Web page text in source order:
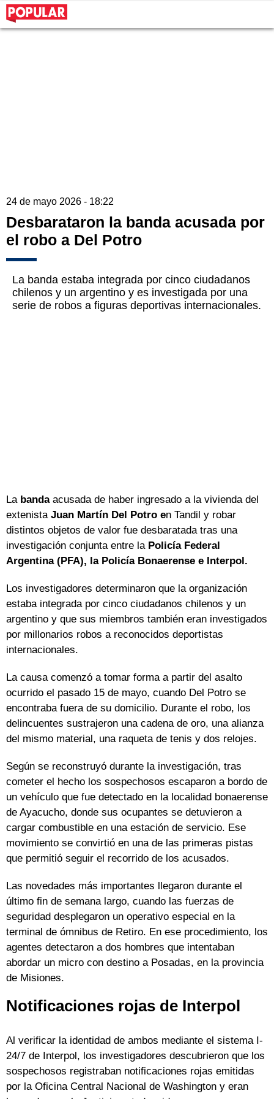
24 de mayo 2026 - 18:22
Desbarataron la banda acusada por
el robo a Del Potro
La banda estaba integrada por cinco ciudadanos
chilenos y un argentino y es investigada por una
serie de robos a figuras deportivas internacionales.
La banda acusada de haber ingresado a la vivienda del
extenistaJuan Martín Del Potro en Tandil y robar
distintos objetos de valor fue desbaratada tras una
investigación conjunta entre laPolicía Federal
Argentina (PFA), la Policía Bonaerense e Interpol.
Los investigadores determinaron que la organización
estaba integrada por cinco ciudadanos chilenos y un
argentino y que sus miembros también eran investigados
por millonarios robos a reconocidos deportistas
internacionales.
La causa comenzó a tomar forma a partir del asalto
ocurrido el pasado 15 de mayo, cuando Del Potro se
encontraba fuera de su domicilio. Durante el robo, los
delincuentes sustrajeron una cadena de oro, una alianza
del mismo material, una raqueta de tenis y dos relojes.
Según se reconstruyó durante la investigación, tras
cometer el hecho los sospechosos escaparon a bordo de
un vehículo que fue detectado en la localidad bonaerense
de Ayacucho, donde sus ocupantes se detuvieron a
cargar combustible en una estación de servicio. Ese
movimiento se convirtió en una de las primeras pistas
que permitió seguir el recorrido de los acusados.
Las novedades más importantes llegaron durante el
último fin de semana largo, cuando las fuerzas de
seguridad desplegaron un operativo especial en la
terminal de ómnibus de Retiro. En ese procedimiento, los
agentes detectaron a dos hombres que intentaban
abordar un micro con destino a Posadas, en la provincia
de Misiones.
Notificaciones rojas de Interpol
Al verificar la identidad de ambos mediante el sistema I-
24/7 de Interpol, los investigadores descubrieron que los
sospechosos registraban notificaciones rojas emitidas
por la Oficina Central Nacional de Washington y eran